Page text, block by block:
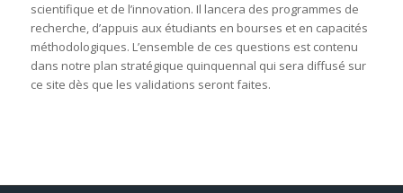
scientifique et de l’innovation. Il lancera des programmes de
recherche, d’appuis aux étudiants en bourses et en capacités
méthodologiques. L’ensemble de ces questions est contenu
dans notre plan stratégique quinquennal qui sera diffusé sur
ce site dès que les validations seront faites.